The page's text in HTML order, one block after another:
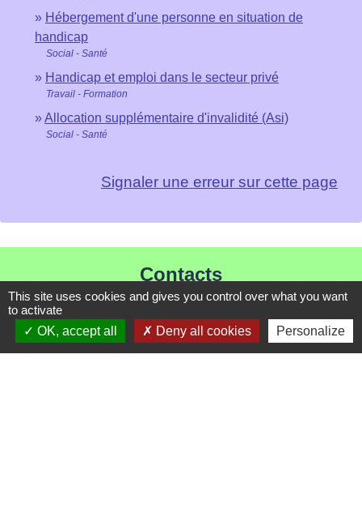
Hébergement d'une personne en situation de
handicap
Social - Santé
Handicap et emploi dans le secteur privé
Travail - Formation
Allocation supplémentaire d'invalidité (Asi)
Social - Santé
Signaler une erreur sur cette page
Contacts
Mairie de Les Chapelles
Chef-lieu - 13 rue du Chatelet
73700 Les Chapelles - FRANCE
This site uses cookies and gives you control over what you want
to activate
OK, accept all
Deny all cookies Personalize